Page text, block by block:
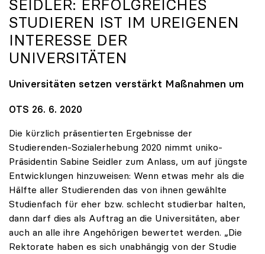
SEIDLER: ERFOLGREICHES
STUDIEREN IST IM UREIGENEN
INTERESSE DER
UNIVERSITÄTEN
Universitäten setzen verstärkt Maßnahmen um
OTS 26. 6. 2020
Die kürzlich präsentierten Ergebnisse der
Studierenden-Sozialerhebung 2020 nimmt uniko-
Präsidentin Sabine Seidler zum Anlass, um auf jüngste
Entwicklungen hinzuweisen: Wenn etwas mehr als die
Hälfte aller Studierenden das von ihnen gewählte
Studienfach für eher bzw. schlecht studierbar halten,
dann darf dies als Auftrag an die Universitäten, aber
auch an alle ihre Angehörigen bewertet werden. „Die
Rektorate haben es sich unabhängig von der Studie